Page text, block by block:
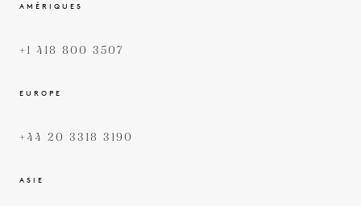
AMÉRIQUES
+1 418 800 3507
EUROPE
+44 20 3318 3190
ASIE